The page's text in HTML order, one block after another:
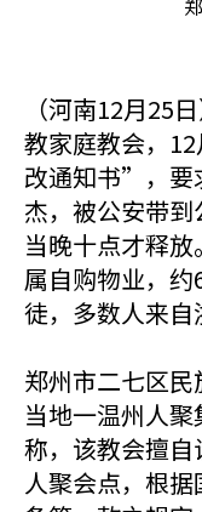
（河南12月25
教家庭教会，
改通知书”，要
杰，被公安带
当晚十点才释
属自购物业，
徒，多数人来自
郑州市二七区
当地一温州人
称，该教会擅
人聚会点，根